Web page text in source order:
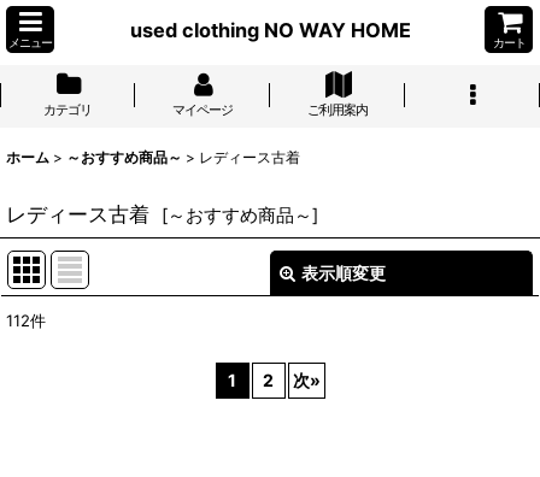
メニュー
used clothing NO WAY HOME
カート
カテゴリ マイページ ご利用案内
ホーム > ～おすすめ商品～ > レディース古着
レディース古着 [～おすすめ商品～]
表示順変更
112件
1 2 次»